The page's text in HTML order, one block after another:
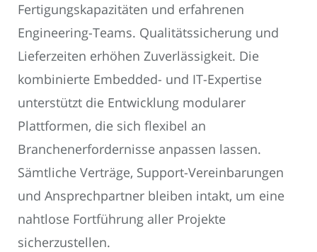
Fertigungskapazitäten und erfahrenen
Engineering-Teams. Qualitätssicherung und
Lieferzeiten erhöhen Zuverlässigkeit. Die
kombinierte Embedded- und IT-Expertise
unterstützt die Entwicklung modularer
Plattformen, die sich flexibel an
Branchenerfordernisse anpassen lassen.
Sämtliche Verträge, Support-Vereinbarungen
und Ansprechpartner bleiben intakt, um eine
nahtlose Fortführung aller Projekte
sicherzustellen.